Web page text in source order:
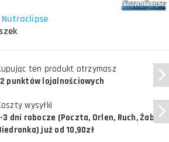
Nutraclipse
ten produkt otrzymasz
punktów lojalnościowych
wysyłki
3 dni robocze (Poczta, Orlen, Ruch, Żabka,
już od 10,90zł